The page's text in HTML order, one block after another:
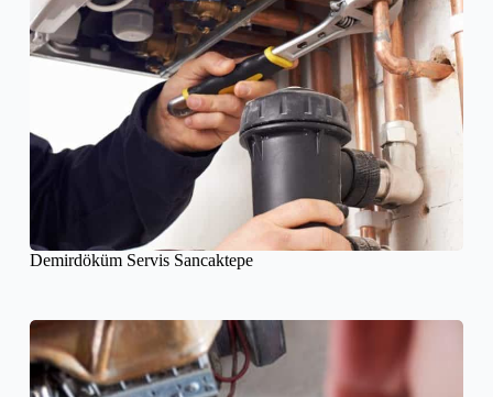
Demirdöküm Servis Sancaktepe